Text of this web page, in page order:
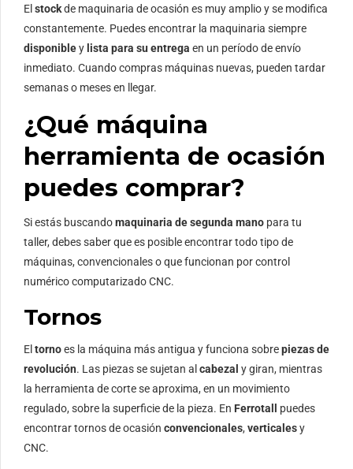
El stockde maquinaria de ocasión es muy amplio y se modifica
constantemente. Puedes encontrar la maquinaria siempre
disponibley lista para su entrega en un período de envío
inmediato. Cuando compras máquinas nuevas, pueden tardar
semanas o meses en llegar.
¿Qué máquina
herramienta de ocasión
puedes comprar?
Si estás buscandomaquinaria de segunda mano para tu
taller, debes saber que es posible encontrar todo tipo de
máquinas, convencionales o que funcionan por control
numérico computarizado CNC.
Tornos
El tornoes la máquina más antigua y funciona sobrepiezas de
revolución. Las piezas se sujetan al cabezal y giran, mientras
la herramienta de corte se aproxima, en un movimiento
regulado, sobre la superficie de la pieza. En Ferrotall puedes
encontrar tornos de ocasión convencionales, verticalesy
CNC.